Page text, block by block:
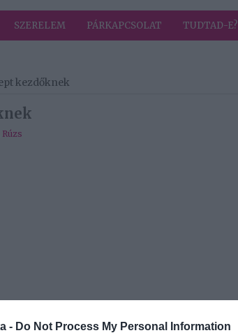
- Do Not Process My Personal Information
SZERELEM PÁRKAPCSOLAT TUDTAD-E?
kezdőknek
Rúzs